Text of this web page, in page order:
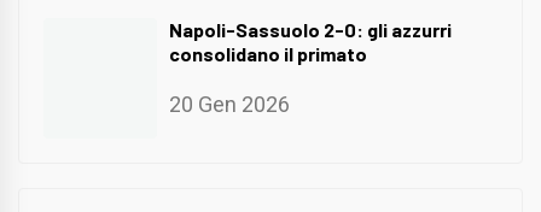
Napoli-Sassuolo 2-0: gli azzurri
consolidano il primato
20 Gen 2026